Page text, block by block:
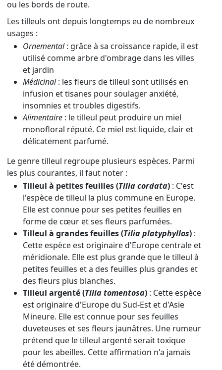
ou les bords de route.
Les tilleuls ont depuis longtemps eu de nombreux
usages :
Ornemental: grâce à sa croissance rapide, il est
utilisé comme arbre d'ombrage dans les villes
et jardin
Médicinal: les fleurs de tilleul sont utilisés en
infusion et tisanes pour soulager anxiété,
insomnies et troubles digestifs.
Alimentaire : le tilleul peut produire un miel
monofloral réputé. Ce miel est liquide, clair et
délicatement parfumé.
Le genre tilleul regroupe plusieurs espèces. Parmi
les plus courantes, il faut noter :
Tilleul à petites feuilles (Tilia cordata) : C'est
l'espèce de tilleul la plus commune en Europe.
Elle est connue pour ses petites feuilles en
forme de cœur et ses fleurs parfumées.
Tilleul à grandes feuilles (Tilia platyphyllos) :
Cette espèce est originaire d'Europe centrale et
méridionale. Elle est plus grande que le tilleul à
petites feuilles et a des feuilles plus grandes et
des fleurs plus blanches.
Tilleul argenté (Tilia tomentosa) : Cette espèce
est originaire d'Europe du Sud-Est et d'Asie
Mineure. Elle est connue pour ses feuilles
duveteuses et ses fleurs jaunâtres. Une rumeur
prétend que le tilleul argenté serait toxique
pour les abeilles. Cette affirmation n'a jamais
été démontrée.